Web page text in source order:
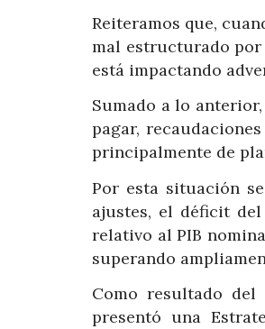
Reiteramos que,
mal estructurado por
está impactando
Sumado a lo
pagar,
principalmente de
Por esta situación
ajustes, el déficit
relativo al PIB
superando
Como resultado del
presentó una